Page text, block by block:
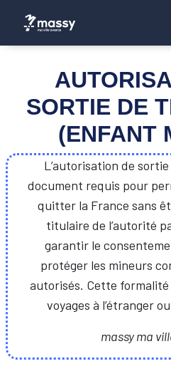
SORTIE DE
(ENFANT
L’autorisation de
document requis pour
quitter la France sans
titulaire de l’autorité
garantir le
protéger les mineurs
autorisés. Cette
voyages à l’étranger
massy ma